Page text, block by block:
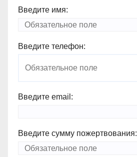
Введите имя:
Введите телефон:
Введите email:
Введите сумму пожертвования: